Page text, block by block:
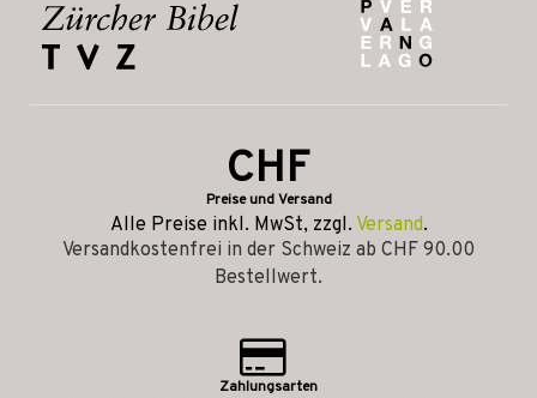
CHF
Preise und Versand
Alle Preise inkl. MwSt, zzgl. Versand.
Versandkostenfrei in der Schweiz ab CHF 90.00
Bestellwert.
Zahlungsarten